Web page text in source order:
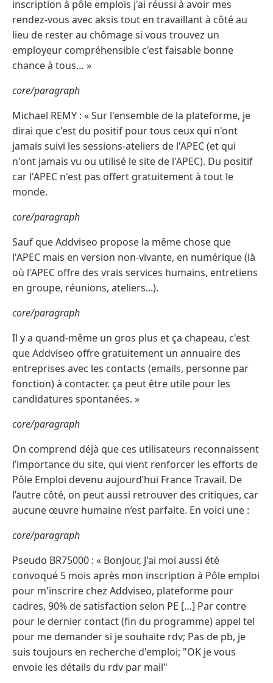
inscription à pôle emplois j'ai réussi à avoir mes
rendez-vous avec aksis tout en travaillant à côté au
lieu de rester au chômage si vous trouvez un
employeur compréhensible c'est faisable bonne
chance à tous… »
core/paragraph
Michael REMY : « Sur l'ensemble de la plateforme, je
dirai que c'est du positif pour tous ceux qui n'ont
jamais suivi les sessions-ateliers de l'APEC (et qui
n'ont jamais vu ou utilisé le site de l'APEC). Du positif
car l'APEC n'est pas offert gratuitement à tout le
monde.
core/paragraph
Sauf que Addviseo propose la même chose que
l'APEC mais en version non-vivante, en numérique (là
où l'APEC offre des vrais services humains, entretiens
en groupe, réunions, ateliers...).
core/paragraph
Il y a quand-même un gros plus et ça chapeau, c'est
que Addviseo offre gratuitement un annuaire des
entreprises avec les contacts (emails, personne par
fonction) à contacter. ça peut être utile pour les
candidatures spontanées. »
core/paragraph
On comprend déjà que ces utilisateurs reconnaissent
l’importance du site, qui vient renforcer les efforts de
Pôle Emploi devenu aujourd’hui France Travail. De
l’autre côté, on peut aussi retrouver des critiques, car
aucune œuvre humaine n’est parfaite. En voici une :
core/paragraph
Pseudo BR75000 : « Bonjour, J'ai moi aussi été
convoqué 5 mois après mon inscription à Pôle emploi
pour m'inscrire chez Addviseo, plateforme pour
cadres, 90% de satisfaction selon PE […] Par contre
pour le dernier contact (fin du programme) appel tel
pour me demander si je souhaite rdv; Pas de pb, je
suis toujours en recherche d'emploi; "OK je vous
envoie les détails du rdv par mail"